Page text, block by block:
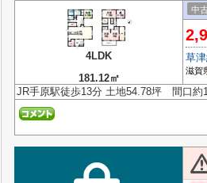
4LDK
181.12㎡
中
草
滋賀
JR手原駅徒歩13分 土地54.78坪 間口約